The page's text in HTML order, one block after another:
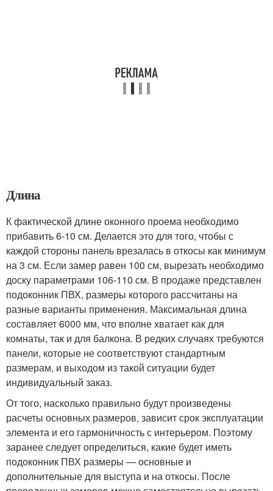
Длина
К фактической длине оконного проема необходимо
прибавить 6-10 см. Делается это для того, чтобы с
каждой стороны панель врезалась в откосы как минимум
на 3 см. Если замер равен 100 см, вырезать необходимо
доску параметрами 106-110 см. В продаже представлен
подоконник ПВХ, размеры которого рассчитаны на
разные варианты применения. Максимальная длина
составляет 6000 мм, что вполне хватает как для
комнаты, так и для балкона. В редких случаях требуются
панели, которые не соответствуют стандартным
размерам, и выходом из такой ситуации будет
индивидуальный заказ.
От того, насколько правильно будут произведены
расчеты основных размеров, зависит срок эксплуатации
элемента и его гармоничность с интерьером. Поэтому
заранее следует определиться, какие будет иметь
подоконник ПВХ размеры — основные и
дополнительные для выступа и на откосы. После